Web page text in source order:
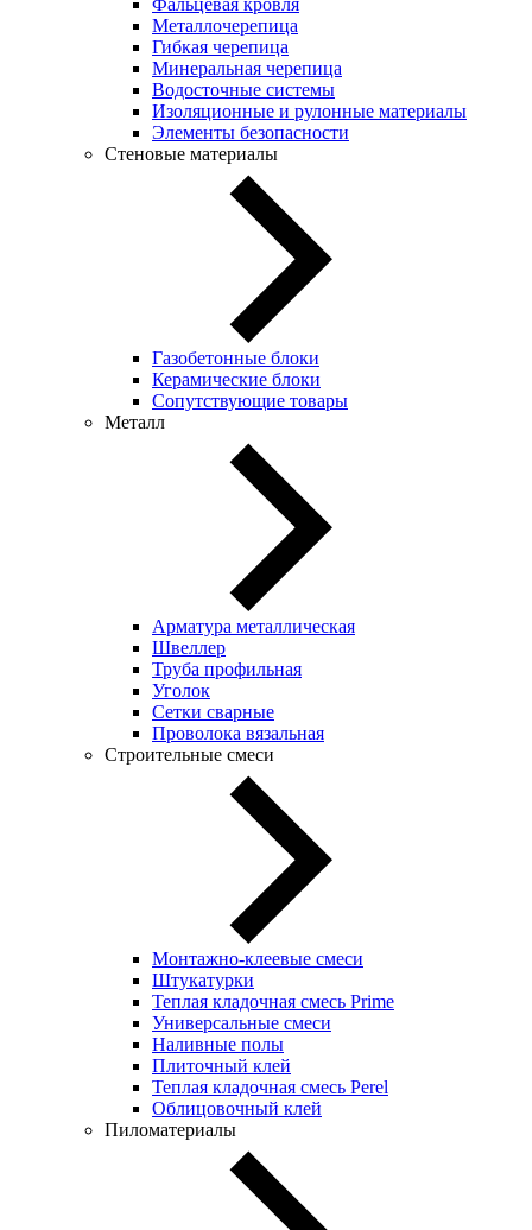
Металлочерепица
Гибкая черепица
Минеральная черепица
Водосточные системы
Изоляционные и рулонные материалы
Элементы безопасности
Стеновые материалы
Газобетонные блоки
Керамические блоки
Сопутствующие товары
Металл
Арматура металлическая
Швеллер
Труба профильная
Уголок
Сетки сварные
Проволока вязальная
Строительные смеси
Монтажно-клеевые смеси
Штукатурки
Теплая кладочная смесь Prime
Универсальные смеси
Наливные полы
Плиточный клей
Теплая кладочная смесь Perel
Облицовочный клей
Пиломатериалы